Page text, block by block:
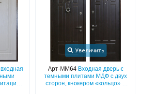
Увеличить
Арт-ММ64 Входная дверь с
темными плитами МДФ с двух
сторон, кнокером «кольцо» и